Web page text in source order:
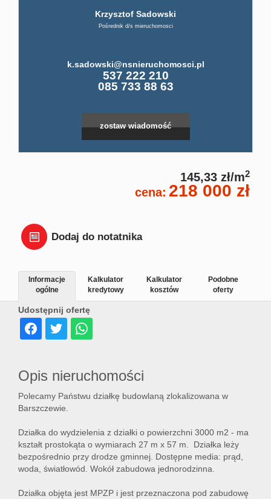
Krzysztof Sadowski
Pośrednik d/s mieruchomosci
k.sadowski@nsnieruchomosci.pl
537 222 210
085 733 88 63
zostaw wiadomość
145,33 zł/m2
cena: 218 000 zł
Dodaj do notatnika
Udostępnij ofertę
Informacje
ogólne
Kalkulator
kredytowy
Kalkulator
kosztów
Podobne
oferty
Opis nieruchomości
Polecamy Państwu działkę budowlaną zlokalizowana w
Barszczewie.
Działka do wydzielenia z działki o powierzchni 3000 m2 - ma
kształt prostokąta o wymiarach 27 m x 57 m. Działka leży
bezpośrednio przy drodze gminnej. Dostępne media: prąd,
woda, światłowód. Wokół zabudowa jednorodzinna.
Działka objęta jest MPZP i jest przeznaczona pod zabudowę